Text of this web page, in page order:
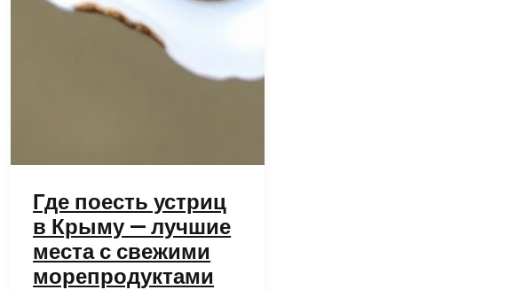
Где поесть устриц
в Крыму — лучшие
места с свежими
морепродуктами